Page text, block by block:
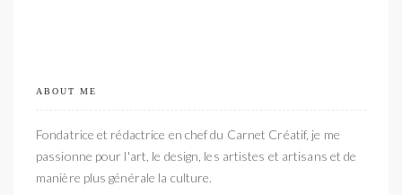
ABOUT ME
Fondatrice et rédactrice en chef du Carnet Créatif, je me
passionne pour l'art, le design, les artistes et artisans et de
manière plus générale la culture.